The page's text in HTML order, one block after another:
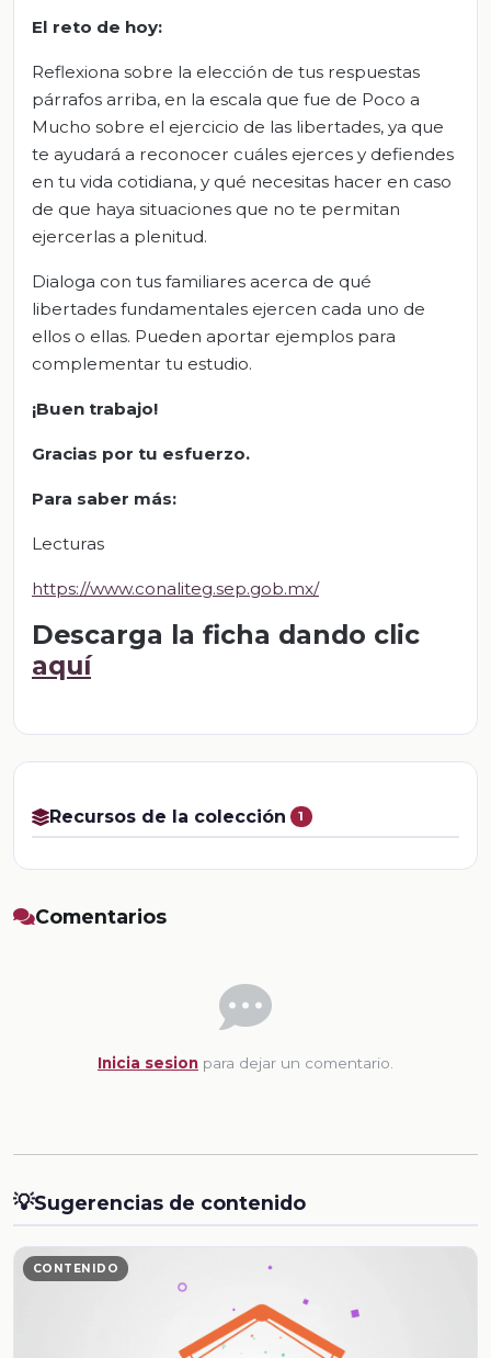
El reto de hoy:
Reflexiona sobre la elección de tus respuestas
párrafos arriba, en la escala que fue de Poco a
Mucho sobre el ejercicio de las libertades, ya que
te ayudará a reconocer cuáles ejerces y defiendes
en tu vida cotidiana, y qué necesitas hacer en caso
de que haya situaciones que no te permitan
ejercerlas a plenitud.
Dialoga con tus familiares acerca de qué
libertades fundamentales ejercen cada uno de
ellos o ellas. Pueden aportar ejemplos para
complementar tu estudio.
¡Buen trabajo!
Gracias por tu esfuerzo.
Para saber más:
Lecturas
https://www.conaliteg.sep.gob.mx/
Descarga la ficha dando clic
aquí
Recursos de la colección 1
Comentarios
Inicia sesion para dejar un comentario.
💡Sugerencias de contenido
CONTENIDO